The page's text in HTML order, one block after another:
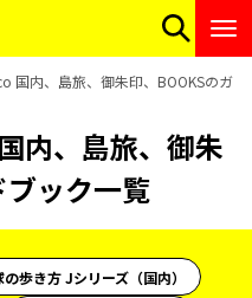
国内、島旅、御朱印、BOOKSのガ
内、島旅、御朱
ック一覧
歩き方 Jシリーズ（国内）